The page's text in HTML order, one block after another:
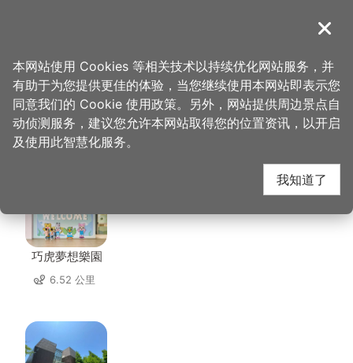
導覽
首页 > 想去的地方 > 美食、购物 > 馔园餐馆
馔园餐馆 周边景点
巧虎夢想樂園
6.52 公里
关闭
本网站使用 Cookies 等相关技术以持续优化网站服务，并
有助于为您提供更佳的体验，当您继续使用本网站即表示您
同意我们的 Cookie 使用政策。另外，网站提供周边景点自
动侦测服务，建议您允许本网站取得您的位置资讯，以开启
及使用此智慧化服务。
我知道了